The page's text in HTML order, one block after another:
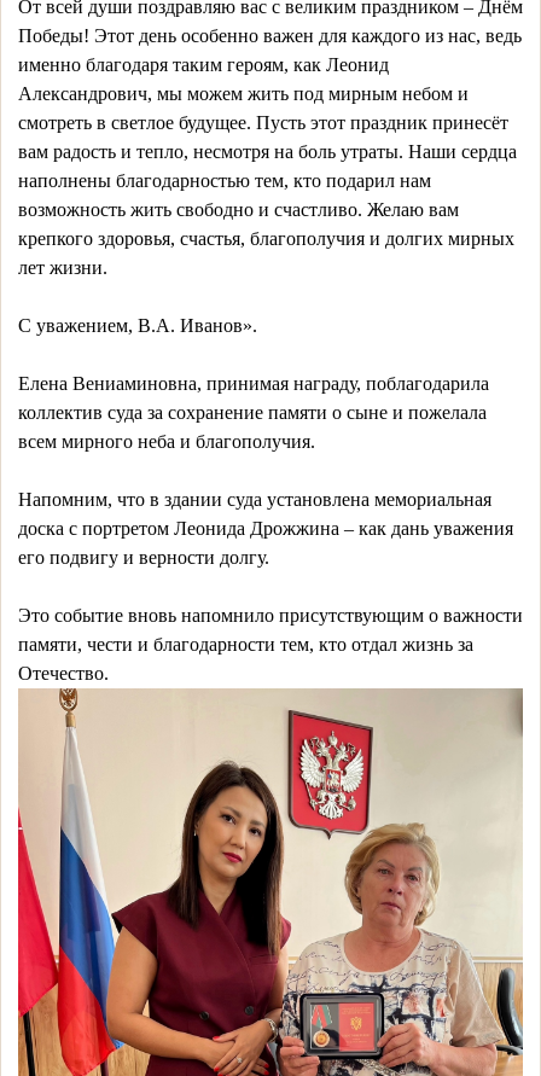
От всей души поздравляю вас с великим праздником – Днём
Победы! Этот день особенно важен для каждого из нас, ведь
именно благодаря таким героям, как Леонид
Александрович, мы можем жить под мирным небом и
смотреть в светлое будущее. Пусть этот праздник принесёт
вам радость и тепло, несмотря на боль утраты. Наши сердца
наполнены благодарностью тем, кто подарил нам
возможность жить свободно и счастливо. Желаю вам
крепкого здоровья, счастья, благополучия и долгих мирных
лет жизни.
С уважением, В.А. Иванов».
Елена Вениаминовна, принимая награду, поблагодарила
коллектив суда за сохранение памяти о сыне и пожелала
всем мирного неба и благополучия.
Напомним, что в здании суда установлена мемориальная
доска с портретом Леонида Дрожжина – как дань уважения
его подвигу и верности долгу.
Это событие вновь напомнило присутствующим о важности
памяти, чести и благодарности тем, кто отдал жизнь за
Отечество.